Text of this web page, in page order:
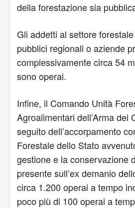
della forestazione sia
Gli addetti al settore
pubblici regionali o aziende
complessivamente circa 54
sono operai.
Infine, il Comando Unità
Agroalimentari dell’Arma dei
seguito dell’accorpamento
Forestale dello Stato
gestione e la conservazione
presente sull’ex demanio
circa 1.200 operai a tempo
poco più di 100 operai a